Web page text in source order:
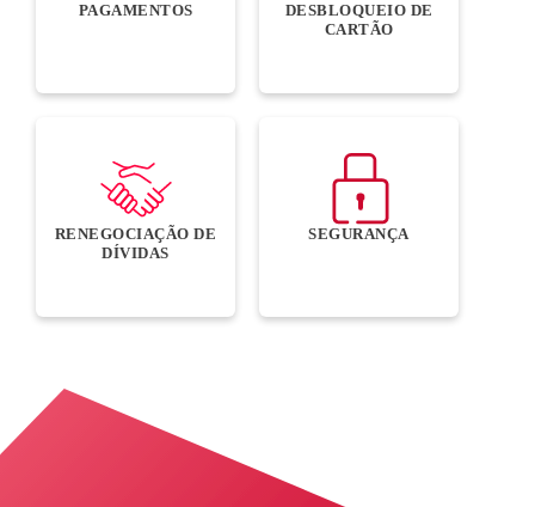
PAGAMENTOS
DESBLOQUEIO DE
CARTÃO
RENEGOCIAÇÃO DE
DÍVIDAS
SEGURANÇA